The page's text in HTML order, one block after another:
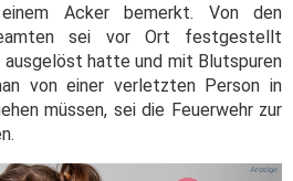
Acker bemerkt. Von den
sei vor Ort festgestellt
ausgelöst hatte und mit Blutspuren
von einer verletzten Person in
müssen, sei die Feuerwehr zur